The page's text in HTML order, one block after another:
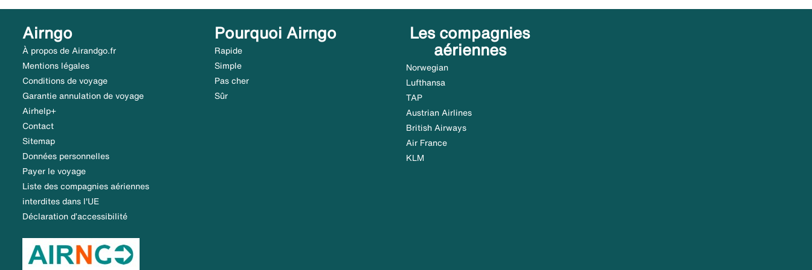
Airngo
À propos de Airandgo.fr
Mentions légales
Conditions de voyage
Garantie annulation de voyage
Airhelp+
Contact
Sitemap
Données personnelles
Payer le voyage
Liste des compagnies aériennes
interdites dans l'UE
Déclaration d’accessibilité
Pourquoi Airngo
Rapide
Simple
Pas cher
Sûr
Les compagnies
aériennes
Norwegian
Lufthansa
TAP
Austrian Airlines
British Airways
Air France
KLM